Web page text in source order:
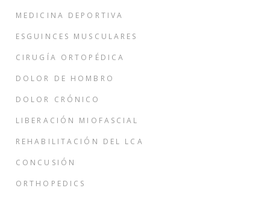
MEDICINA DEPORTIVA
ESGUINCES MUSCULARES
CIRUGÍA ORTOPÉDICA
DOLOR DE HOMBRO
DOLOR CRÓNICO
LIBERACIÓN MIOFASCIAL
REHABILITACIÓN DEL LCA
CONCUSIÓN
ORTHOPEDICS